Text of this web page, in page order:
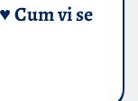
Cum vi se